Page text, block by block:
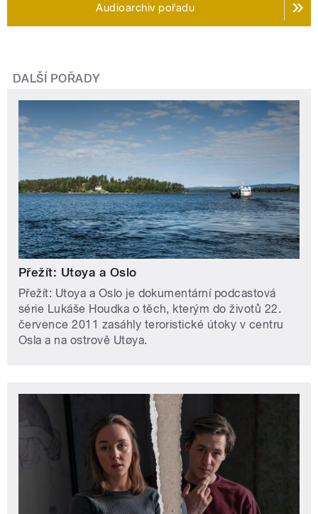
Audioarchiv pořadu
DALŠÍ POŘADY
Přežít: Utøya a Oslo
Přežít: Utoya a Oslo je dokumentární podcastová
série Lukáše Houdka o těch, kterým do životů 22.
července 2011 zasáhly teroristické útoky v centru
Osla a na ostrově Utøya.